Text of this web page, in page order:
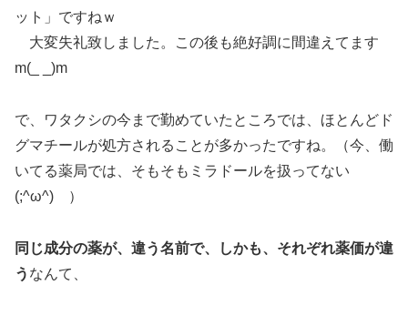
ット」ですねｗ
大変失礼致しました。この後も絶好調に間違えてます
m(_ _)m
で、ワタクシの今まで勤めていたところでは、ほとんどド
グマチールが処方されることが多かったですね。（今、働
いてる薬局では、そもそもミラドールを扱ってない
(;^ω^) ）
同じ成分の薬が、違う名前で、しかも、それぞれ薬価が違
う なんて、